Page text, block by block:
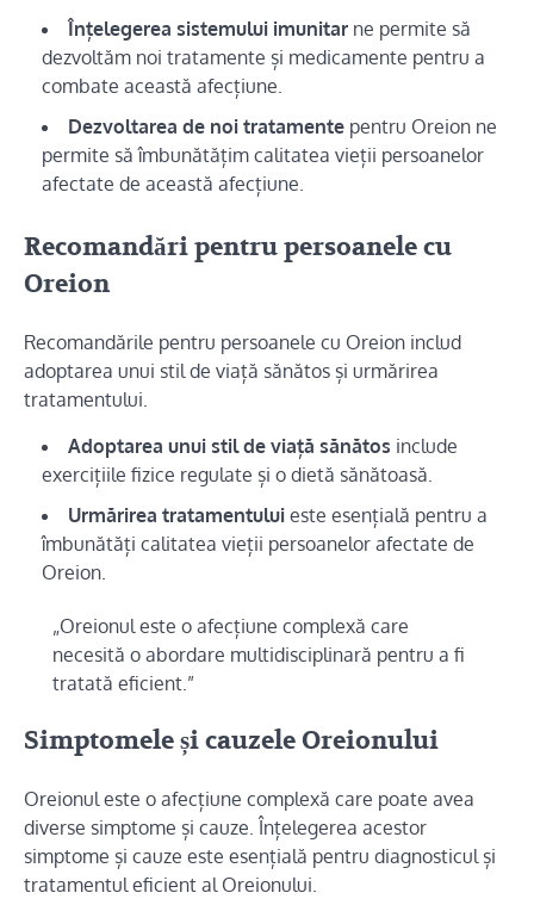
Înțelegerea sistemului imunitar ne permite să
dezvoltăm noi tratamente și medicamente pentru a
combate această afecțiune.
Dezvoltarea de noi tratamente pentru Oreion ne
permite să îmbunătățim calitatea vieții persoanelor
afectate de această afecțiune.
Recomandări pentru persoanele cu
Oreion
Recomandările pentru persoanele cu Oreion includ
adoptarea unui stil de viață sănătos și urmărirea
tratamentului.
Adoptarea unui stil de viață sănătos include
exercițiile fizice regulate și o dietă sănătoasă.
Urmărirea tratamentului este esențială pentru a
îmbunătăți calitatea vieții persoanelor afectate de
Oreion.
„Oreionul este o afecțiune complexă care
necesită o abordare multidisciplinară pentru a fi
tratată eficient.”
Simptomele și cauzele Oreionului
Oreionul este o afecțiune complexă care poate avea
diverse simptome și cauze. Înțelegerea acestor
simptome și cauze este esențială pentru diagnosticul și
tratamentul eficient al Oreionului.